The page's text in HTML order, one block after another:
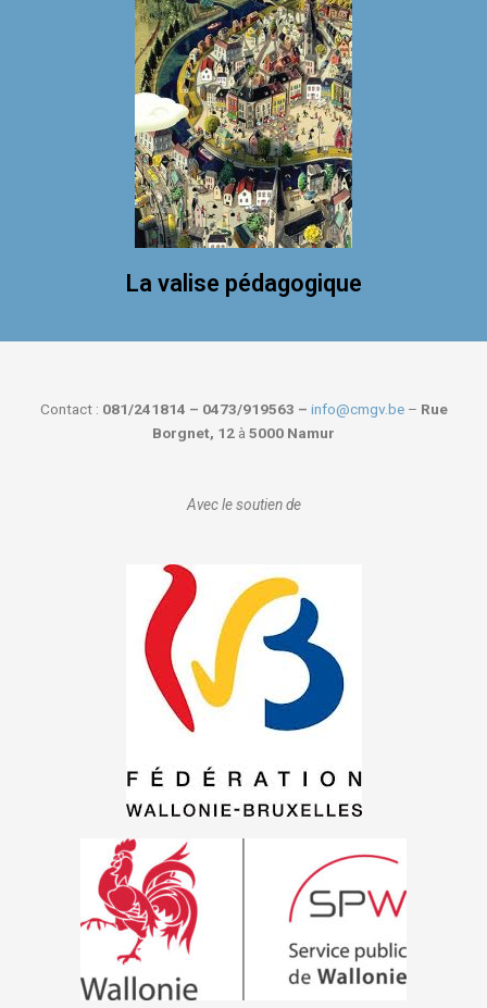
La valise pédagogique
Contact : 081/241814 – 0473/919563 – info@cmgv.be– Rue
Borgnet, 12 à 5000 Namur
Avec le soutien de